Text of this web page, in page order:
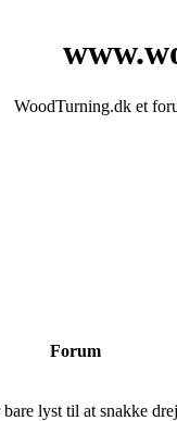
WoodTurning.dk et
Forum
lyst til at snakke